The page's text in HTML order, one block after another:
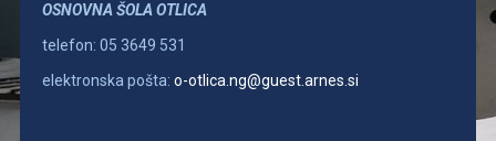
OSNOVNA ŠOLA OTLICA
telefon: 05 3649 531
elektronska pošta: o-otlica.ng@guest.arnes.si